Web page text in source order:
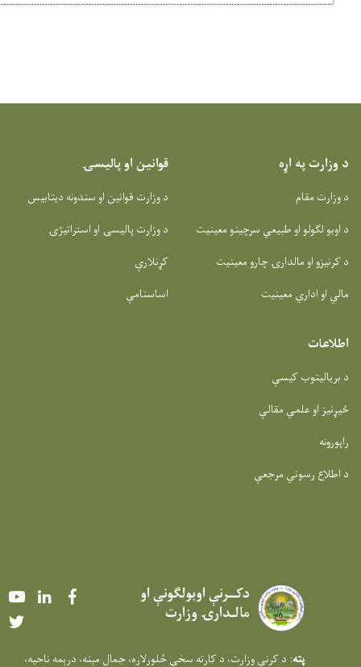
پالیسۍ
او سندونه دیتابیس
او استراتیژۍ
YoutubeLinkedIn
Twitter
مېنه، درېمه ناحيه،